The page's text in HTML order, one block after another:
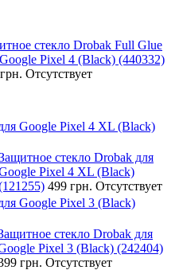
стекло Drobak Full Glue
Pixel 4 (Black) (440332)
Отсутствует
Google Pixel 4 XL (Black)
стекло Drobak для
Pixel 4 XL (Black)
499 грн. Отсутствует
Google Pixel 3 (Black)
стекло Drobak для
Pixel 3 (Black) (242404)
грн. Отсутствует